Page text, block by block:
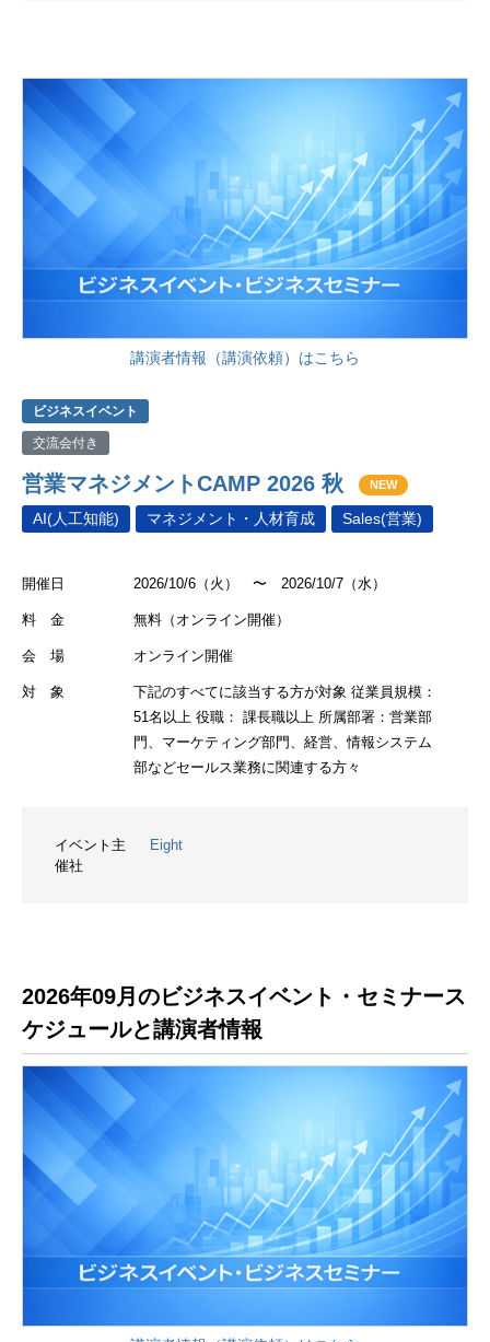
講演者情報（講演依頼）はこちら
ビジネスイベント
交流会付き
営業マネジメントCAMP 2026 秋 NEW
AI(人工知能) マネジメント・人材育成 Sales(営業)
開催日 2026/10/6（火） 〜 2026/10/7（水）
料 金 無料（オンライン開催）
会 場 オンライン開催
対 象
下記のすべてに該当する方が対象 従業員規模：
51名以上 役職： 課長職以上 所属部署：営業部
門、マーケティング部門、経営、情報システム
部などセールス業務に関連する方々
イベント主
催社
Eight
2026年09月のビジネスイベント・セミナース
ケジュールと講演者情報